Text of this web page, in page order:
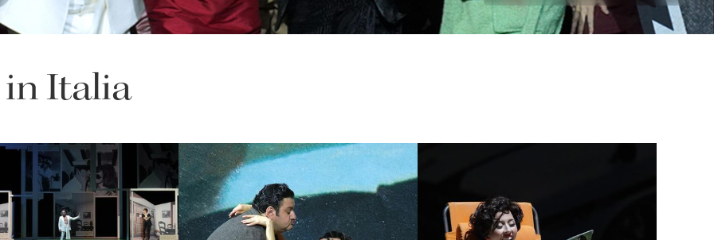
Italia
Alex Esposito and Paola Gardina
Download Full Size
Javier del Real